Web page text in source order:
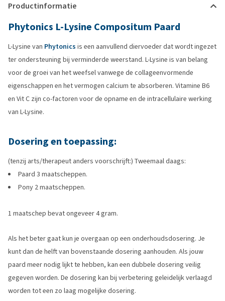
Productinformatie
Phytonics L-Lysine Compositum Paard
L-Lysine van Phytonics is een aanvullend diervoeder dat wordt ingezet
ter ondersteuning bij verminderde weerstand. L-Lysine is van belang
voor de groei van het weefsel vanwege de collageenvormende
eigenschappen en het vermogen calcium te absorberen. Vitamine B6
en Vit C zijn co-factoren voor de opname en de intracellulaire werking
van L-Lysine.
Dosering en toepassing:
(tenzij arts/therapeut anders voorschrijft:) Tweemaal daags:
Paard 3 maatscheppen.
Pony 2 maatscheppen.
1 maatschep bevat ongeveer 4 gram.
Als het beter gaat kun je overgaan op een onderhoudsdosering. Je
kunt dan de helft van bovenstaande dosering aanhouden. Als jouw
paard meer nodig lijkt te hebben, kan een dubbele dosering veilig
gegeven worden. De dosering kan bij verbetering geleidelijk verlaagd
worden tot een zo laag mogelijke dosering.